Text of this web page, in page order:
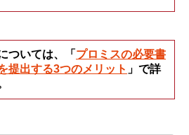
ついては、「 プロミスの必要書
提出する3つのメリット 」で詳